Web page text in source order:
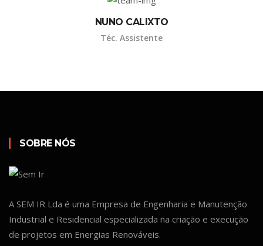
NUNO CALIXTO
Téc. Assistente
SOBRE NÓS
A SEM IR Lda é uma Empresa de Engenharia e Manutenção
Industrial e Residencial especializada na criação e execução
de projetos em Energias Renováveis.